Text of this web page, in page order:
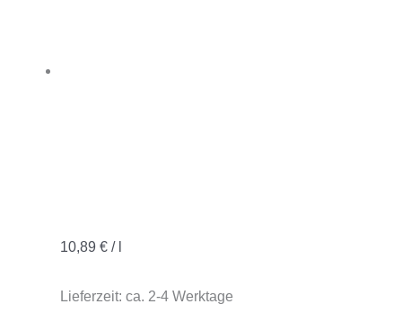
10,89 €/
Lieferzeit: ca. 2-4 Werktage